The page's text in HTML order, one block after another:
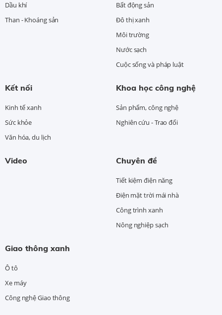
Dầu khí
Than - Khoáng sản
Bất động sản
Đô thị xanh
Môi trường
Nước sạch
Cuộc sống và pháp luật
Kết nối
Kinh tế xanh
Sức khỏe
Văn hóa, du lịch
Khoa học công nghệ
Sản phẩm, công nghệ
Nghiên cứu - Trao đổi
Video Chuyên đề
Tiết kiệm điện năng
Điện mặt trời mái nhà
Công trình xanh
Nông nghiệp sạch
Giao thông xanh
Ô tô
Xe máy
Công nghệ Giao thông